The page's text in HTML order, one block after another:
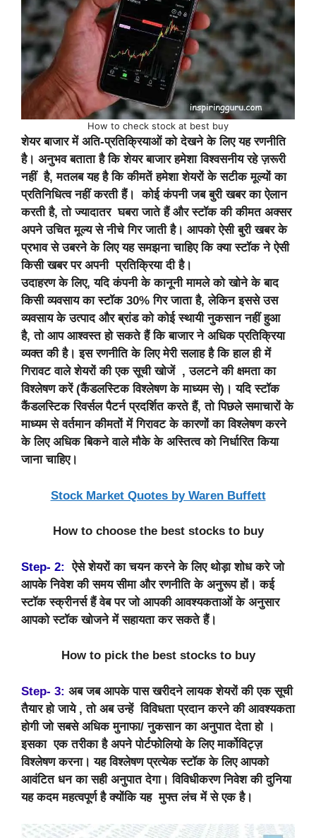
How to check stock at best buy
शेयर बाजार में अति-प्रतिक्रियाओं को देखने के लिए यह रणनीति
है। अनुभव बताता है कि शेयर बाजार हमेशा विश्वसनीय रहे ज़रूरी
नहीं है, मतलब यह है कि कीमतें हमेशा शेयरों के सटीक मूल्यों का
प्रतिनिधित्व नहीं करती हैं। कोई कंपनी जब बुरी खबर का ऐलान
करती है, तो ज्यादातर घबरा जाते हैं और स्टॉक की कीमत अक्सर
अपने उचित मूल्य से नीचे गिर जाती है। आपको ऐसी बुरी खबर के
प्रभाव से उबरने के लिए यह समझना चाहिए कि क्या स्टॉक ने ऐसी
किसी खबर पर अपनी प्रतिक्रिया दी है।
उदाहरण के लिए, यदि कंपनी के कानूनी मामले को खोने के बाद
किसी व्यवसाय का स्टॉक 30% गिर जाता है, लेकिन इससे उस
व्यवसाय के उत्पाद और ब्रांड को कोई स्थायी नुकसान नहीं हुआ
है, तो आप आश्वस्त हो सकते हैं कि बाजार ने अधिक प्रतिक्रिया
व्यक्त की है। इस रणनीति के लिए मेरी सलाह है कि हाल ही में
गिरावट वाले शेयरों की एक सूची खोजें , उलटने की क्षमता का
विश्लेषण करें (कैंडलस्टिक विश्लेषण के माध्यम से)। यदि स्टॉक
कैंडलस्टिक रिवर्सल पैटर्न प्रदर्शित करते हैं, तो पिछले समाचारों के
माध्यम से वर्तमान कीमतों में गिरावट के कारणों का विश्लेषण करने
के लिए अधिक बिकने वाले मौके के अस्तित्व को निर्धारित किया
जाना चाहिए।
Stock Market Quotes by Waren Buffett
How to choose the best stocks to buy
Step- 2: ऐसे शेयरों का चयन करने के लिए थोड़ा शोध करे जो
आपके निवेश की समय सीमा और रणनीति के अनुरूप हों। कई
स्टॉक स्क्रीनर्स हैं वेब पर जो आपकी आवश्यकताओं के अनुसार
आपको स्टॉक खोजने में सहायता कर सकते हैं।
How to pick the best stocks to buy
Step- 3: अब जब आपके पास खरीदने लायक शेयरों की एक सूची
तैयार हो जाये , तो अब उन्हें विविधता प्रदान करने की आवश्यकता
होगी जो सबसे अधिक मुनाफा/ नुकसान का अनुपात देता हो ।
इसका एक तरीका है अपने पोर्टफोलियो के लिए मार्कोविट्ज़
विश्लेषण करना। यह विश्लेषण प्रत्येक स्टॉक के लिए आपको
आवंटित धन का सही अनुपात देगा। विविधीकरण निवेश की दुनिया
यह कदम महत्वपूर्ण है क्योंकि यह मुफ्त लंच में से एक है।